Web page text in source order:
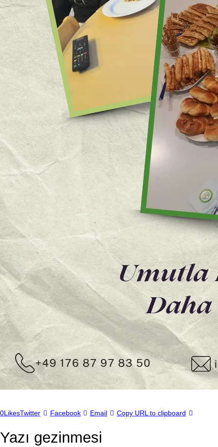
0LikesTwitter Facebook Email Copy URL to clipboard
Yazı gezinmesi